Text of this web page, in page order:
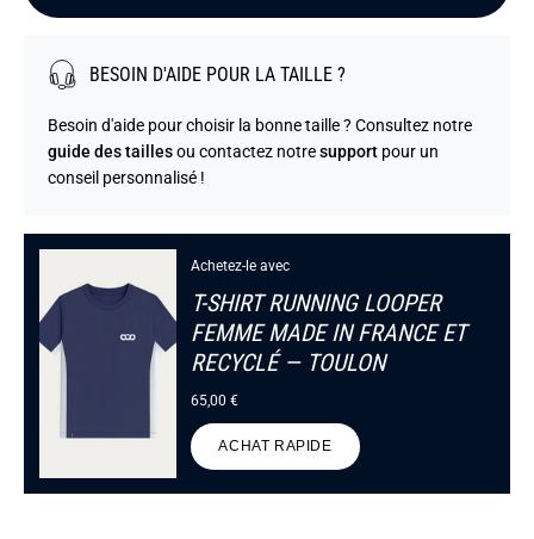
BESOIN D'AIDE POUR LA TAILLE ?
Besoin d'aide pour choisir la bonne taille ? Consultez notre
guide des taillesou contactez notresupport pour un
conseil personnalisé !
Achetez-le avec
T-SHIRT RUNNING LOOPER
FEMME MADE IN FRANCE ET
RECYCLÉ — TOULON
65,00 €
ACHAT RAPIDE